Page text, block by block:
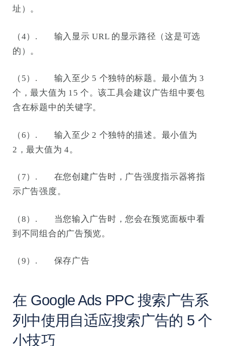
址）。
（4）. 输入显示 URL 的显示路径（这是可选
的）。
（5）. 输入至少 5 个独特的标题。最小值为 3
个，最大值为 15 个。该工具会建议广告组中要包
含在标题中的关键字。
（6）. 输入至少 2 个独特的描述。最小值为
2，最大值为 4。
（7）. 在您创建广告时，广告强度指示器将指
示广告强度。
（8）. 当您输入广告时，您会在预览面板中看
到不同组合的广告预览。
（9）. 保存广告
在 Google Ads PPC 搜索广告系
列中使用自适应搜索广告的 5 个
小技巧